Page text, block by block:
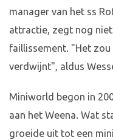
manager van het ss
attractie, zegt nog
faillissement. "Het
verdwijnt", aldus
Miniworld begon in
aan het Weena. Wat
groeide uit tot een